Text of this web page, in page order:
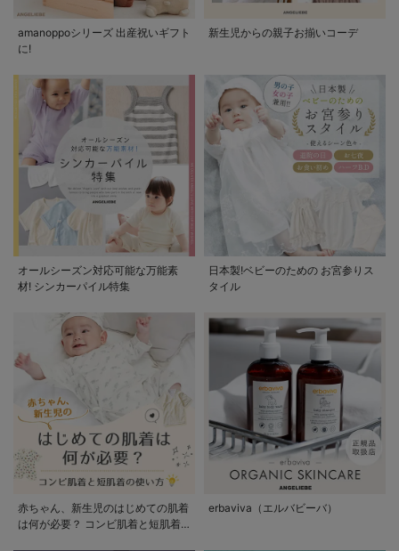
amanoppoシリーズ 出産祝いギフト
に!
新生児からの親子お揃いコーデ
オールシーズン対応可能な万能素
材! シンカーパイル特集
日本製!ベビーのための お宮参りス
タイル
赤ちゃん、新生児のはじめての肌着
は何が必要？ コンビ肌着と短肌着
erbaviva（エルバビーバ）